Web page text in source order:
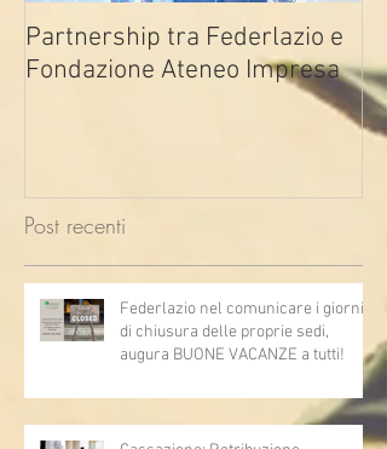
Partnership tra Federlazio e
Fondazione Ateneo Impresa
Post recenti
Federlazio nel comunicare i giorni
di chiusura delle proprie sedi,
augura BUONE VACANZE a tutti!